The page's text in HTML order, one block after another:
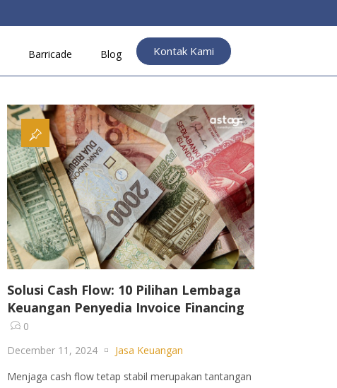
Barricade Blog Kontak Kami
Solusi Cash Flow: 10 Pilihan Lembaga
Keuangan Penyedia Invoice Financing
0
December 11, 2024
Jasa Keuangan
Menjaga cash flow tetap stabil merupakan tantangan